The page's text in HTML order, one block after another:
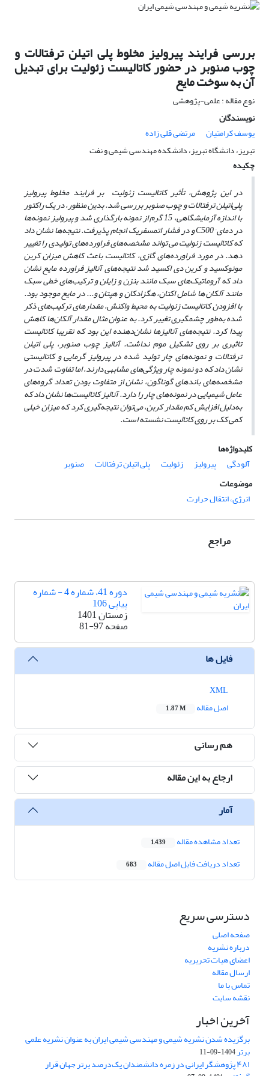
بررسی فرایند پیرولیز مخلوط پلی اتیلن ترفتالات و
چوب صنوبر در حضور کاتالیست زئولیت برای تبدیل
آن به سوخت مایع
نوع مقاله : علمی-پژوهشی
نویسندگان
یوسف کرامتیان
مرتضی قلی زاده
تبریز، دانشگاه تبریز، دانشکده مهندسی شیمی و نفت
چکیده
در این پژوهش، تأثیر کاتالیست زئولیت بر فرایند مخلوط پیرولیز
پلی‌اتیلن ترفتالات و چوب صنوبر بررسی شد. بدین منظور، در یک راکتور
با اندازه‌ آزمایشگاهی، 15 گرم از نمونه بارگذاری شد و پیرولیز نمونه‌ها
در دمای C500° و در فشار اتمسفریک انجام پذیرفت. نتیجه‌ها نشان داد
که کاتالیست زئولیت می‏ تواند مشخصه‌های فراورده‌های تولیدی را تغییر
دهد. در مورد فراورده‌های گازی، کاتالیست باعث کاهش میزان کربن
مونوکسید و کربن دی اکسید شد نتیجه‌های آنالیز فراورده مایع نشان
داد که آروماتیک‌های سبک مانند بنزن و زایلن و ترکیب‌های خطی سبک
مانند آلکان‏ ها شامل اکتان، هگزا‏‏دکان و هپتان و... در مایع موجود بود.
با افزودن کاتالیست زئولیت به محیط واکنش، مقدارهای ترکیب‌های ذکر
شده به‌طور چشمگیری تغییر کرد. به عنوان مثال مقدار آلکان‌ها کاهش
پیدا کرد. نتیجه‌های آنالیزها نشان‌دهنده این بود که تقریبا کاتالیست
تاثیری بر روی تشکیل موم نداشت. آنالیز چوب صنوبر، پلی اتیلن
ترفتالات و نمونه‌های چار تولید شده در پیرولیز گرمایی و کاتالیستی
نشان داد که دو نمونه چار ویژگی‌های مشابهی دارند، اما تفاوت شدت در
مشخصه‌های باندهای گوناگون، نشان از متفاوت بودن تعداد گروه‌های
عامل شیمیایی در نمونه‌های چار را دارد. آنالیز کاتالیست‌ها نشان داد که
به‌دلیل افزایش کم مقدار کربن، می‌توان نتیجه‌گیری کرد که میزان خیلی
کمی کک بر روی کاتالیست نشسته است.
کلیدواژه‌ها
آلودگی
پیرولیز زئولیت پلی اتیلن ترفتالات
صنوبر
موضوعات
انرژی، انتقال حرارت
مراجع
دوره 41، شماره 4 - شماره
پیاپی 106
زمستان 1401
صفحه81-97
فایل ها
اصل مقاله
1.87 M
هم رسانی
ارجاع به این مقاله
آمار
تعداد مشاهده مقاله 1,439
تعداد دریافت فایل اصل مقاله 683
دسترسی سریع
صفحه اصلی
درباره نشریه
اعضای هیات تحریریه
ارسال مقاله
تماس با ما
نقشه سایت
آخرین اخبار
برگزیده شدن نشریه شیمی و مهندسی شیمی ایران به عنوان نشریه علمی
برتر1404-09-11
۴۸۱ پژوهشگر ایرانی در زمره دانشمندان یک‌درصد برتر جهان قرار